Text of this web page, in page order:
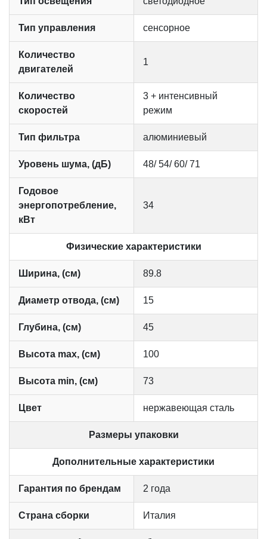
Тип управления сенсорное
Количество
двигателей
1
Количество
скоростей
3 + интенсивный
режим
Тип фильтра алюминиевый
Уровень шума, (дБ) 48/ 54/ 60/ 71
Годовое
энергопотребление,
кВт
34
Физические характеристики
Ширина, (см) 89.8
Диаметр отвода, (см) 15
Глубина, (см) 45
Высота max, (см) 100
Высота min, (см) 73
Цвет нержавеющая сталь
Размеры упаковки
Дополнительные характеристики
Гарантия по брендам 2 года
Страна сборки Италия